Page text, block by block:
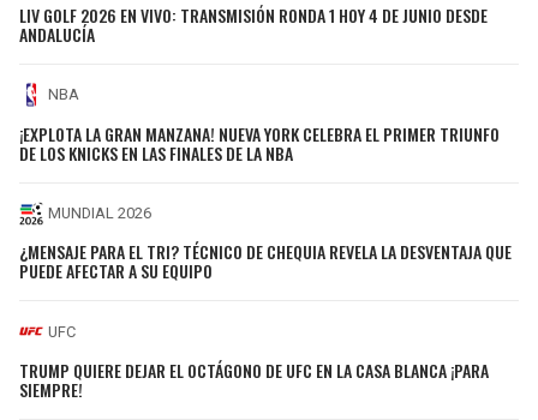
LIV GOLF 2026 EN VIVO: TRANSMISIÓN RONDA 1 HOY 4 DE JUNIO DESDE
ANDALUCÍA
NBA
¡EXPLOTA LA GRAN MANZANA! NUEVA YORK CELEBRA EL PRIMER TRIUNFO
DE LOS KNICKS EN LAS FINALES DE LA NBA
MUNDIAL 2026
¿MENSAJE PARA EL TRI? TÉCNICO DE CHEQUIA REVELA LA DESVENTAJA QUE
PUEDE AFECTAR A SU EQUIPO
UFC
TRUMP QUIERE DEJAR EL OCTÁGONO DE UFC EN LA CASA BLANCA ¡PARA
SIEMPRE!